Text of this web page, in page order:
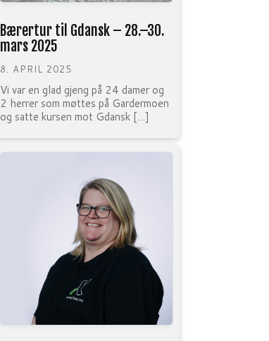
Bærertur til Gdansk – 28.–30.
mars 2025
8. APRIL 2025
Vi var en glad gjeng på 24 damer og
2 herrer som møttes på Gardermoen
og satte kursen mot Gdansk […]